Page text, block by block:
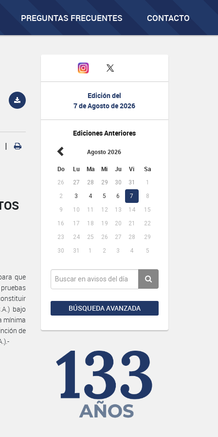
PREGUNTAS FRECUENTES CONTACTO
Edición del
7 de Agosto de 2026
Ediciones Anteriores
Agosto 2026
Do Lu Ma Mi Ju Vi Sa
26 27 28 29 30 31
1
2
3 4 5 6 7
8
9
10 11 12 13 14
15
16
17 18 19 20 21
22
23
24 25 26 27 28
29
30
31 1 2 3 4 5
BÚSQUEDA AVANZADA
|
que
bajo
mínima
de